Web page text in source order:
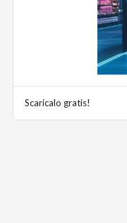
Scaricalo gratis!